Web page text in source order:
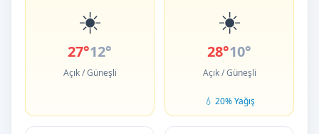
☀️
27°12°
Açık / Güneşli
☀️
28°10°
Açık / Güneşli
💧 20% Yağış